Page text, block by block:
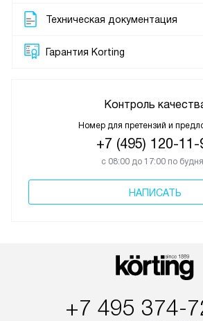
Техническая документация
Гарантия Korting
Контроль
Номер для претензий и
+7 (495) 120-11-
с 08:00 до 17:00 по
НАПИСАТЬ
+7 495 374-